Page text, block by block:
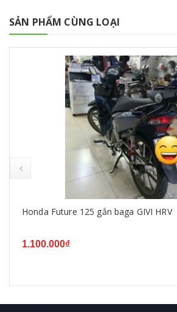
SẢN PHẨM CÙNG LOẠI
Honda Future 125 gắn baga GIVI HRV
1.100.000₫